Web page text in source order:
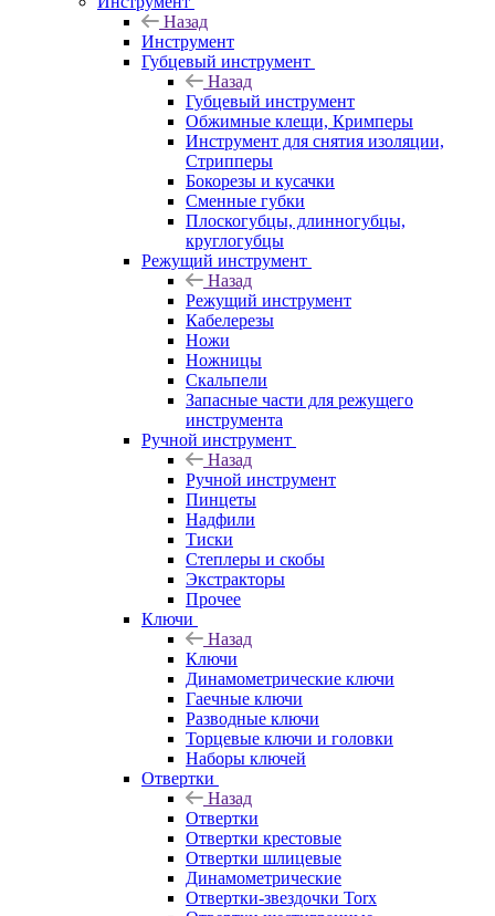
Назад
Инструмент
Губцевый инструмент
Назад
Губцевый инструмент
Обжимные клещи, Кримперы
Инструмент для снятия изоляции,
Стрипперы
Бокорезы и кусачки
Сменные губки
Плоскогубцы, длинногубцы,
круглогубцы
Режущий инструмент
Назад
Режущий инструмент
Кабелерезы
Ножи
Ножницы
Скальпели
Запасные части для режущего
инструмента
Ручной инструмент
Назад
Ручной инструмент
Пинцеты
Надфили
Тиски
Степлеры и скобы
Экстракторы
Прочее
Ключи
Назад
Ключи
Динамометрические ключи
Гаечные ключи
Разводные ключи
Торцевые ключи и головки
Наборы ключей
Отвертки
Назад
Отвертки
Отвертки крестовые
Отвертки шлицевые
Динамометрические
Отвертки-звездочки Torx